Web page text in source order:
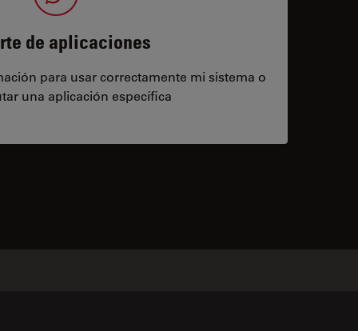
de aplicaciones
para usar correctamente mi sistema o
una aplicación específica